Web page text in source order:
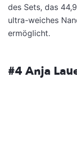
des Sets, das
ultra-weiches
ermöglicht.
#4Anja